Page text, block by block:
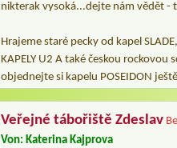
nikterak vysoká...dejte nám vědět -
Hrajeme staré pecky od kapel
KAPELY U2 A také českou
objednejte si kapelu POSEIDON
Veřejné tábořiště Zdeslav
Von: Katerina Kajprova